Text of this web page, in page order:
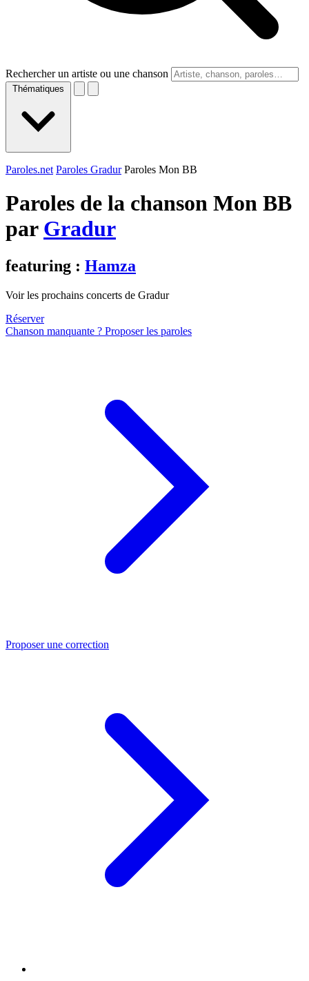
Rechercher un artiste ou une chanson
Thématiques
Paroles.net Paroles Gradur Paroles Mon BB
Paroles de la chanson Mon BB
par Gradur
featuring : Hamza
Voir les prochains concerts de Gradur
Réserver
Chanson manquante ? Proposer les paroles
Proposer une correction